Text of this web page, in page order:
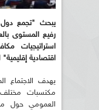
يبحث "تجمع دول
استراتيجيات
اقتصادية إقليمية"
يهدف الاجتماع
مكتسبات مختلف
العمومي حول